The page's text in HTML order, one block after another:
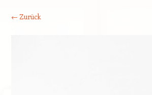
← Zurück